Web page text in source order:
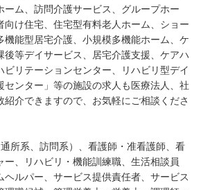
ーム、訪問介護サービス、グループホー
向け住宅、住宅型有料老人ホーム、ショー
機能型居宅介護、小規模多機能ホーム、ケ
後等デイサービス、居宅介護支援、ケアハ
ビリテーションセンター、リハビリ型デイ
センター」等の施設の求人も医療法人、社
介できますので、お気軽にご相談くださ
所系、訪問系）、看護師・准看護師、看
ー、リハビリ・機能訓練職、生活相談員
ヘルパー、サービス提供責任者、サービス